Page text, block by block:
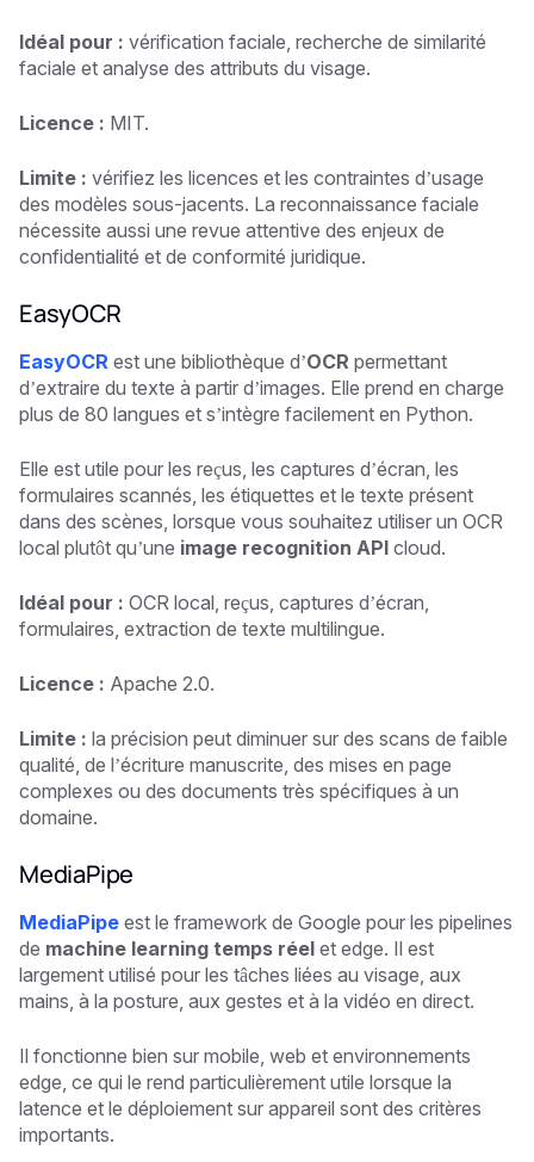
Idéal pour : vérification faciale, recherche de similarité
faciale et analyse des attributs du visage.
Licence : MIT.
Limite : vérifiez les licences et les contraintes d’usage
des modèles sous-jacents. La reconnaissance faciale
nécessite aussi une revue attentive des enjeux de
confidentialité et de conformité juridique.
EasyOCR
EasyOCR est une bibliothèque d’OCR permettant
d’extraire du texte à partir d’images. Elle prend en charge
plus de 80 langues et s’intègre facilement en Python.
Elle est utile pour les reçus, les captures d’écran, les
formulaires scannés, les étiquettes et le texte présent
dans des scènes, lorsque vous souhaitez utiliser un OCR
local plutôt qu’une image recognition API cloud.
Idéal pour : OCR local, reçus, captures d’écran,
formulaires, extraction de texte multilingue.
Licence : Apache 2.0.
Limite : la précision peut diminuer sur des scans de faible
qualité, de l’écriture manuscrite, des mises en page
complexes ou des documents très spécifiques à un
domaine.
MediaPipe
MediaPipe est le framework de Google pour les pipelines
de machine learning temps réel et edge. Il est
largement utilisé pour les tâches liées au visage, aux
mains, à la posture, aux gestes et à la vidéo en direct.
Il fonctionne bien sur mobile, web et environnements
edge, ce qui le rend particulièrement utile lorsque la
latence et le déploiement sur appareil sont des critères
importants.